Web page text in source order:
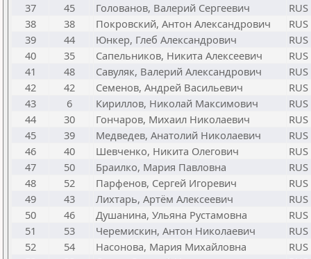
37
45 Голованов, Валерий Сергеевич
RUS
38
38 Покровский, Антон Александрович
RUS
39
44 Юнкер, Глеб Александрович
RUS
40
35 Сапельников, Никита Алексеевич
RUS
41
48 Савуляк, Валерий Александрович
RUS
42
42 Семенов, Андрей Васильевич
RUS
43
6 Кириллов, Николай Максимович
RUS
44
30 Гончаров, Михаил Николаевич
RUS
45
39 Медведев, Анатолий Николаевич
RUS
46
40 Шевченко, Никита Олегович
RUS
47
50 Браилко, Мария Павловна
RUS
48
52 Парфенов, Сергей Игоревич
RUS
49
43 Лихтарь, Артём Алексеевич
RUS
50
46 Душанина, Ульяна Рустамовна
RUS
51
53 Черемискин, Антон Николаевич
RUS
52
54 Насонова, Мария Михайловна
RUS